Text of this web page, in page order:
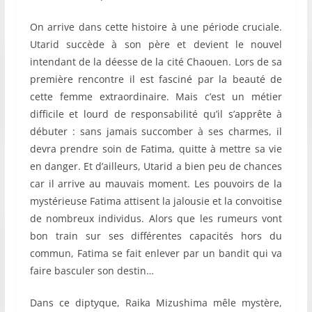
On arrive dans cette histoire à une période cruciale.
Utarid succède à son père et devient le nouvel
intendant de la déesse de la cité Chaouen. Lors de sa
première rencontre il est fasciné par la beauté de
cette femme extraordinaire. Mais c’est un métier
difficile et lourd de responsabilité qu’il s’apprête à
débuter : sans jamais succomber à ses charmes, il
devra prendre soin de Fatima, quitte à mettre sa vie
en danger. Et d’ailleurs, Utarid a bien peu de chances
car il arrive au mauvais moment. Les pouvoirs de la
mystérieuse Fatima attisent la jalousie et la convoitise
de nombreux individus. Alors que les rumeurs vont
bon train sur ses différentes capacités hors du
commun, Fatima se fait enlever par un bandit qui va
faire basculer son destin…
Dans ce diptyque, Raika Mizushima mêle mystère,